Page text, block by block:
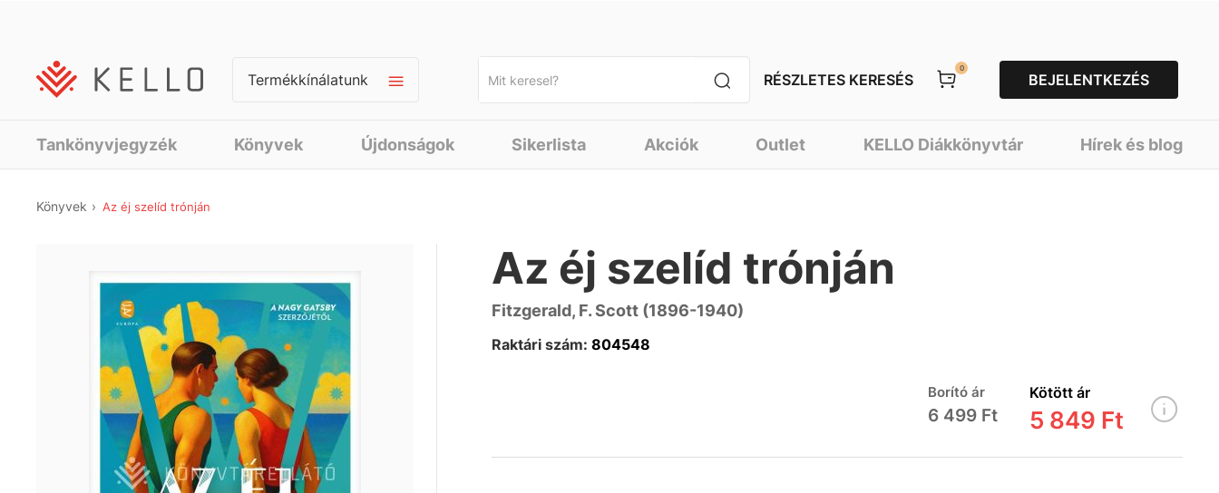
Termékkínálatunk RÉSZLETES KERESÉS
0
BEJELENTKEZÉS
Tankönyvjegyzék Könyvek Újdonságok Sikerlista Akciók Outlet KELLO Diákkönyvtár Hírek és blog
Könyvek Az éj szelíd trónján
Az éj szelíd trónján
Fitzgerald, F. Scott (1896-1940)
Raktári szám: 804548
Borító ár
6 499 Ft
Kötött ár
5 849 Ft